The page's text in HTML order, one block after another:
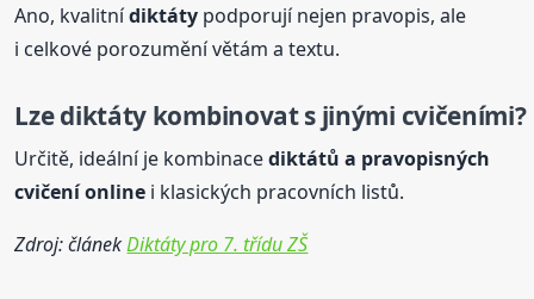
Ano, kvalitnídiktáty podporují nejen pravopis, ale
i celkové porozumění větám a textu.
Lzediktáty kombinovat s jinými cvičeními?
Určitě, ideální je kombinacediktátů a pravopisných
cvičení online i klasických pracovních listů.
Zdroj: článekDiktáty pro 7. třídu ZŠ